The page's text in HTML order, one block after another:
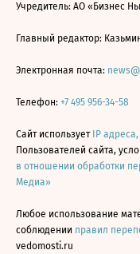
Учредитель: АО «Бизнес
Главный редактор:
Электронная почта:
Телефон: +7 495 956-34-58
Сайт использует IP
Пользователей сайта,
в отношении обработки
Медиа»
Любое использование
соблюдении правил
vedomosti.ru